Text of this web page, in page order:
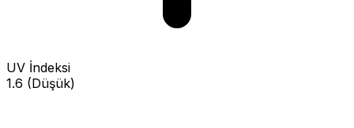
UV İndeksi
1.6 (Düşük)